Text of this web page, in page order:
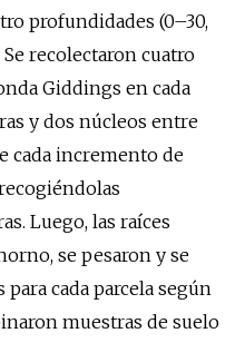
profundidades (0–30,
recolectaron cuatro
Giddings en cada
y dos núcleos entre
cada incremento de
Luego, las raíces
se pesaron y se
cada parcela según
muestras de suelo